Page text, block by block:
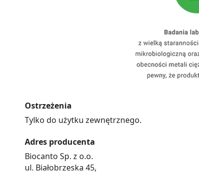
Ostrzeżenia
Tylko do użytku zewnętrznego.
Adres producenta
Biocanto Sp. z o.o.
ul. Białobrzeska 45,